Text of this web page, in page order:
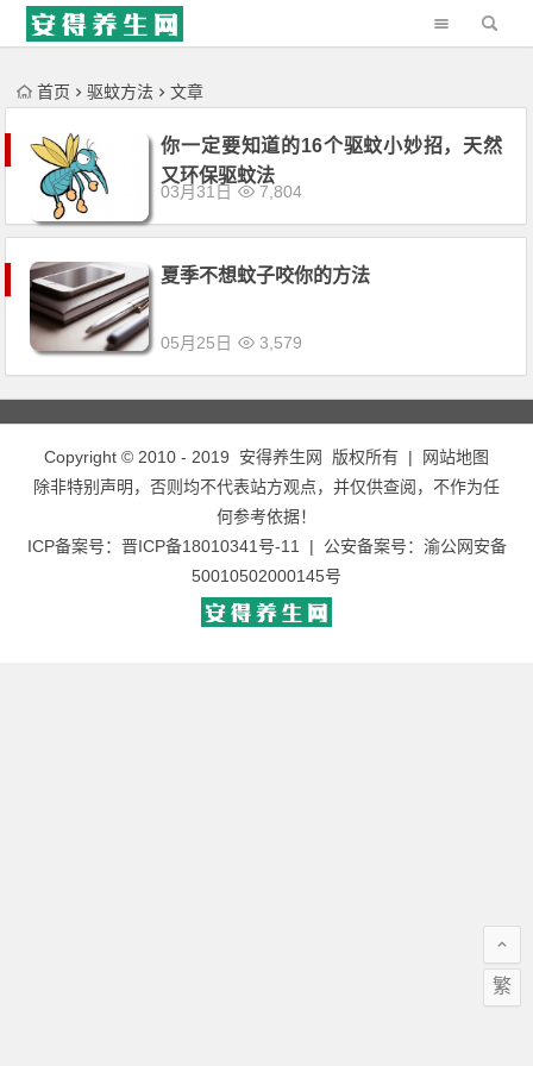
'); })();
首页 驱蚊方法 文章
你一定要知道的16个驱蚊小妙招，天然
又环保驱蚊法
03月31日 7,804
夏季不想蚊子咬你的方法
05月25日 3,579
Copyright © 2010 - 2019 安得养生网 版权所有 |
网站地图
除非特别声明，否则均不代表站方观点，并仅供查阅，不作为任
何参考依据！
ICP备案号： 晋ICP备18010341号-11 | 公安备案号： 渝公网安备
50010502000145号
繁